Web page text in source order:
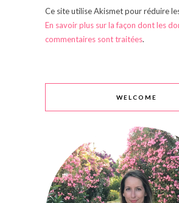
Ce site utilise Akismet pour réduire
En savoir plus sur la façon dont les
commentaires sont traitées.
WELCOME